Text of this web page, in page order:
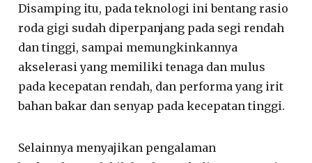
Disamping itu, pada teknologi ini bentang rasio
roda gigi sudah diperpanjang pada segi rendah
dan tinggi, sampai memungkinkannya
akselerasi yang memiliki tenaga dan mulus
pada kecepatan rendah, dan performa yang irit
bahan bakar dan senyap pada kecepatan tinggi.
Selainnya menyajikan pengalaman